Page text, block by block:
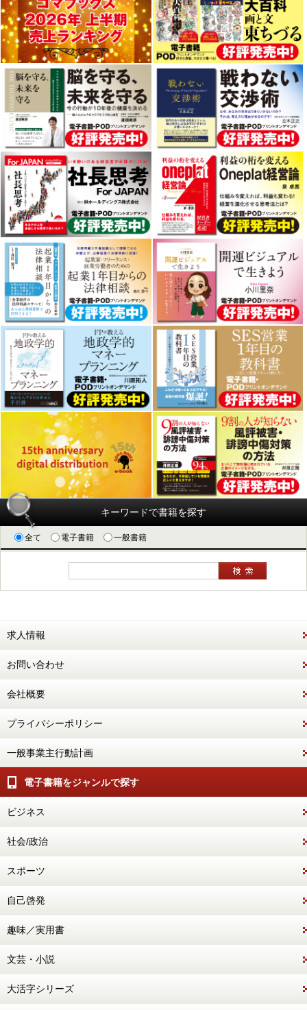
キーワードで書籍を探す
全て 電子書籍 一般書籍
求人情報
お問い合わせ
会社概要
プライバシーポリシー
一般事業主行動計画
電子書籍をジャンルで探す
ビジネス
社会/政治
スポーツ
自己啓発
趣味／実用書
文芸・小説
大活字シリーズ